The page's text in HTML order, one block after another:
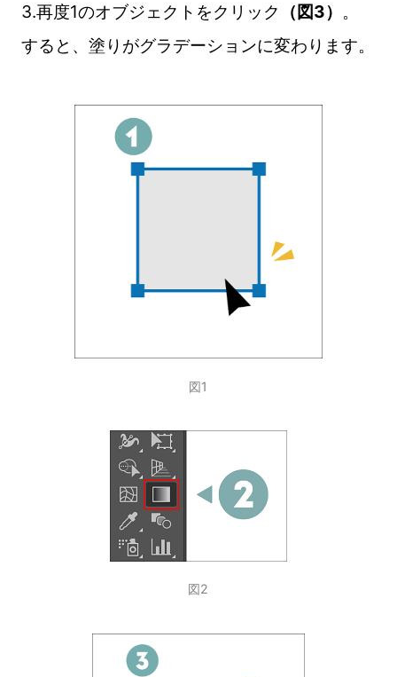
3.再度1のオブジェクトをクリック
（図3） 。
すると、塗りがグラデーションに変わります。
図1
図2